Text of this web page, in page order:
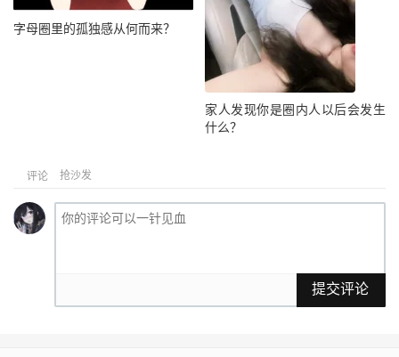
字母圈里的孤独感从何而来？
家人发现你是圈内人以后会发生
什么？
评论 抢沙发
提交评论